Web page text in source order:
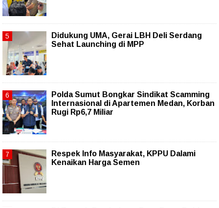
Didukung UMA, Gerai LBH Deli Serdang
Sehat Launching di MPP
Polda Sumut Bongkar Sindikat Scamming
Internasional di Apartemen Medan, Korban
Rugi Rp6,7 Miliar
Respek Info Masyarakat, KPPU Dalami
Kenaikan Harga Semen